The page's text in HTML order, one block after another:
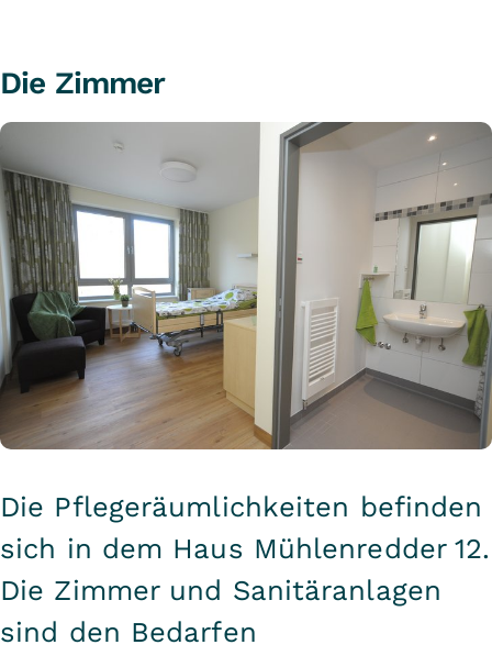
Die Zimmer
Die Pflegeräumlichkeiten befinden
sich in dem Haus Mühlenredder 12.
Die Zimmer und Sanitäranlagen
sind den Bedarfen